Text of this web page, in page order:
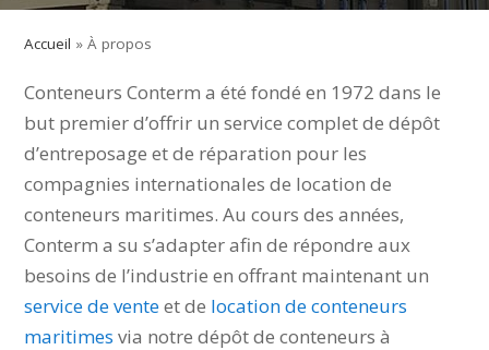
Accueil » À propos
Conteneurs Conterm a été fondé en 1972 dans le
but premier d’offrir un service complet de dépôt
d’entreposage et de réparation pour les
compagnies internationales de location de
conteneurs maritimes. Au cours des années,
Conterm a su s’adapter afin de répondre aux
besoins de l’industrie en offrant maintenant un
service de venteet de location de conteneurs
maritimes via notre dépôt de conteneurs à